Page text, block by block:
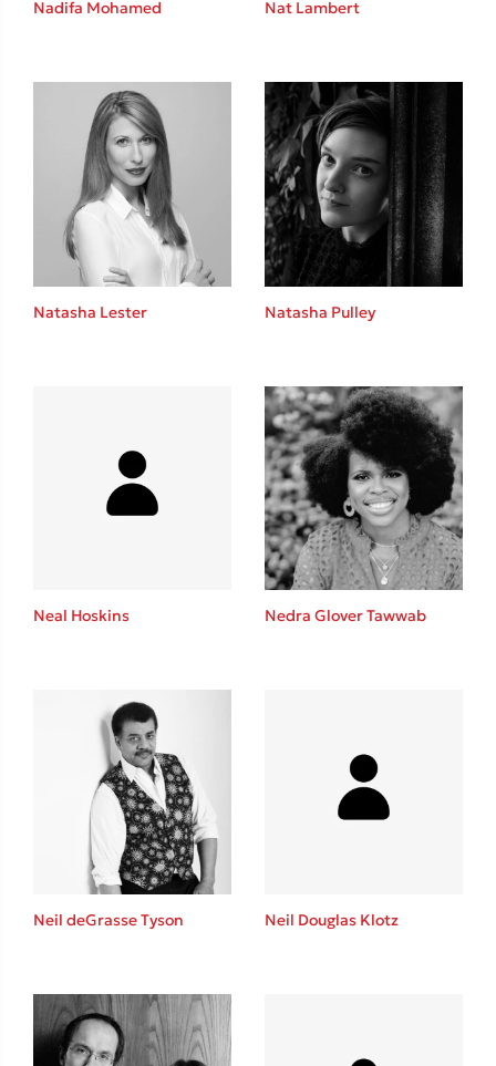
Sebastian Fitzek
Playlist
Στέφανος Ξενάκης
Το λεξικό της ζωής σου
Το λιμάνι μου είσαι εσύ
Ιωάννης Γλωσσόπουλος
Ένας γίγαντας στο σχολείο
Nadifa Mohamed Nat Lambert
Natasha Lester Natasha Pulley
Neal Hoskins Nedra Glover Tawwab
Neil deGrasse Tyson Neil Douglas Klotz